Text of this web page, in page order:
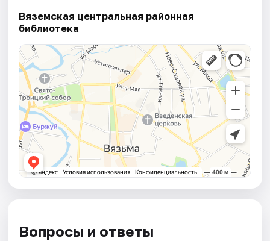
Вяземская центральная районная
библиотека
Вопросы и ответы